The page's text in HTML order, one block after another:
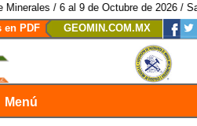
6 al 9 de Octubre de 2026 / San Luis
en PDF
GEOMIN.COM.MX
Menú